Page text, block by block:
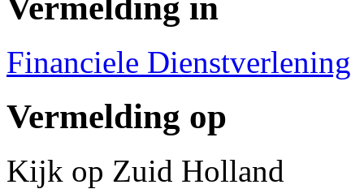
Financiele Dienstverlening
Vermelding op
Kijk op Zuid Holland